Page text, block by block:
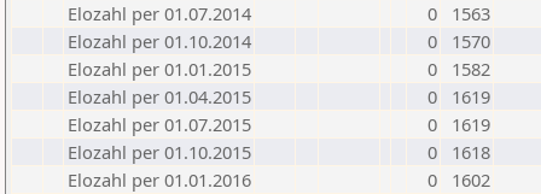
Elozahl per 01.07.2014
0
1563
Elozahl per 01.10.2014
0
1570
Elozahl per 01.01.2015
0
1582
Elozahl per 01.04.2015
0
1619
Elozahl per 01.07.2015
0
1619
Elozahl per 01.10.2015
0
1618
Elozahl per 01.01.2016
0
1602